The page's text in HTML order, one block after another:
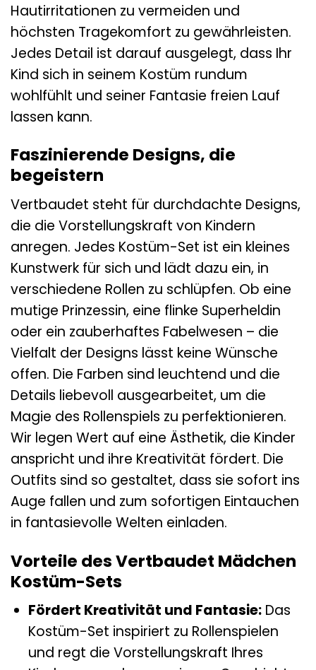
Hautirritationen zu vermeiden und
höchsten Tragekomfort zu gewährleisten.
Jedes Detail ist darauf ausgelegt, dass Ihr
Kind sich in seinem Kostüm rundum
wohlfühlt und seiner Fantasie freien Lauf
lassen kann.
Faszinierende Designs, die
begeistern
Vertbaudet steht für durchdachte Designs,
die die Vorstellungskraft von Kindern
anregen. Jedes Kostüm-Set ist ein kleines
Kunstwerk für sich und lädt dazu ein, in
verschiedene Rollen zu schlüpfen. Ob eine
mutige Prinzessin, eine flinke Superheldin
oder ein zauberhaftes Fabelwesen – die
Vielfalt der Designs lässt keine Wünsche
offen. Die Farben sind leuchtend und die
Details liebevoll ausgearbeitet, um die
Magie des Rollenspiels zu perfektionieren.
Wir legen Wert auf eine Ästhetik, die Kinder
anspricht und ihre Kreativität fördert. Die
Outfits sind so gestaltet, dass sie sofort ins
Auge fallen und zum sofortigen Eintauchen
in fantasievolle Welten einladen.
Vorteile des Vertbaudet Mädchen
Kostüm-Sets
Fördert Kreativität und Fantasie:Das
Kostüm-Set inspiriert zu Rollenspielen
und regt die Vorstellungskraft Ihres